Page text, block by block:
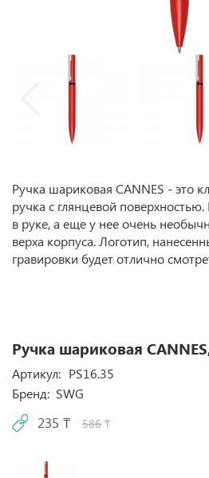
Ручка шариковая CANNES - это
ручка с глянцевой
в руке, а еще у нее очень
верха корпуса. Логотип,
гравировки будет отлично
Ручка шариковая
Артикул: PS16.35
Бренд: SWG
235 ₸ 586 ₸